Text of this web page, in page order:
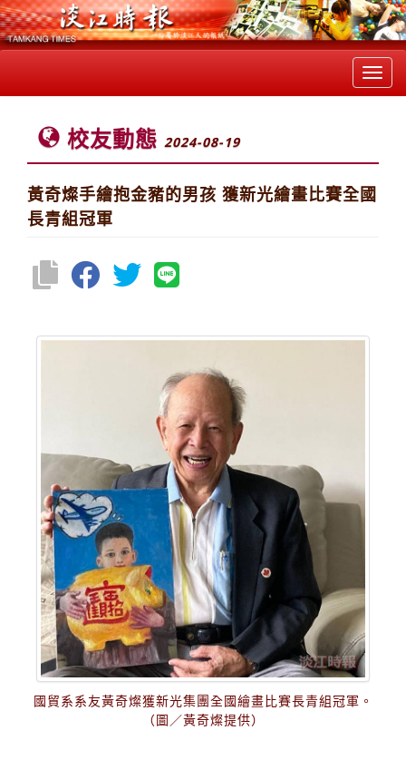
校友動態 2024-08-19
黃奇燦手繪抱金豬的男孩 獲新光繪畫比賽全國
長青組冠軍
國貿系系友黃奇燦獲新光集團全國繪畫比賽長青組冠軍。
（圖／黃奇燦提供）